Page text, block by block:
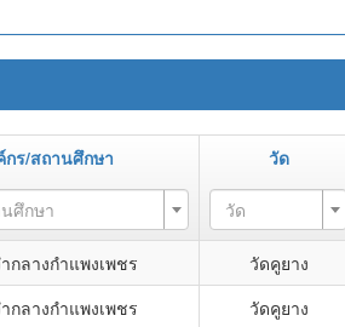
กร/สถานศึกษา วัด
ศึกษา วัด
กลางกำแพงเพชร วัดคูยาง
กลางกำแพงเพชร วัดคูยาง